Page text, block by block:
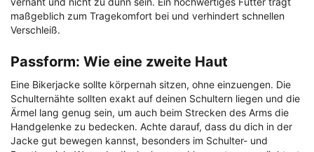
maßgeblich zum Tragekomfort bei und verhindert schnellen
Verschleiß.
Passform: Wie eine zweite Haut
Eine Bikerjacke sollte körpernah sitzen, ohne einzuengen. Die
Schulternähte sollten exakt auf deinen Schultern liegen und die
Ärmel lang genug sein, um auch beim Strecken des Arms die
Handgelenke zu bedecken. Achte darauf, dass du dich in der
Jacke gut bewegen kannst, besonders im Schulter- und